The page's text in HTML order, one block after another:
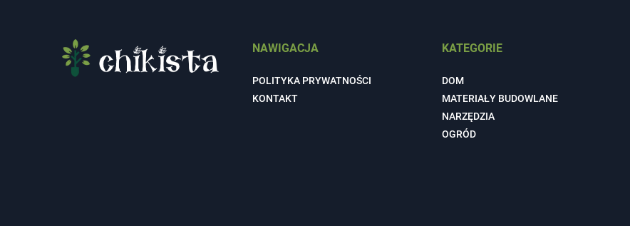
NAWIGACJA
POLITYKA PRYWATNOŚCI
KONTAKT
KATEGORIE
DOM
MATERIAŁY BUDOWLANE
NARZĘDZIA
OGRÓD